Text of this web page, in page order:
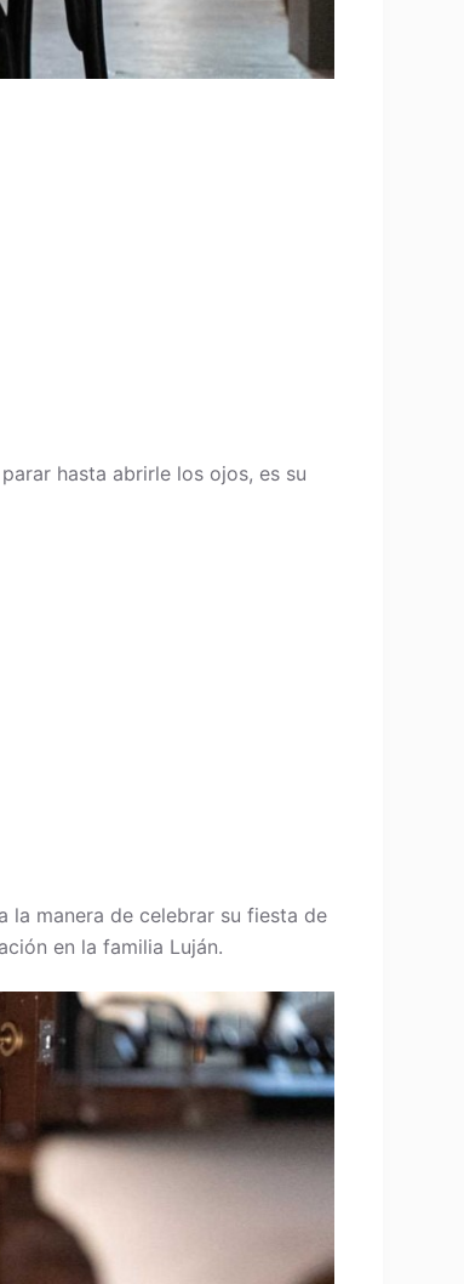
hasta abrirle los ojos, es su
la manera de celebrar su fiesta de
en la familia Luján.